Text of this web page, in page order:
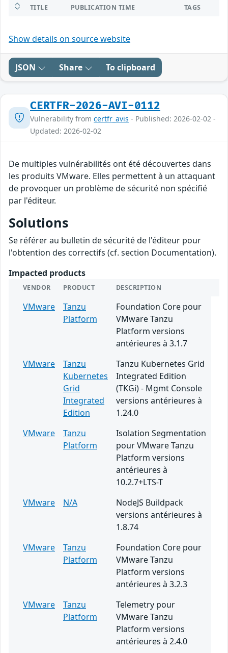
TITLE PUBLICATION TIME TAGS
Show details on source website
JSON Share To clipboard
CERTFR-2026-AVI-0112
Vulnerability from certfr_avis - Published: 2026-02-02 -
Updated: 2026-02-02
De multiples vulnérabilités ont été découvertes dans
les produits VMware. Elles permettent à un attaquant
de provoquer un problème de sécurité non spécifié
par l'éditeur.
Solutions
Se référer au bulletin de sécurité de l'éditeur pour
l'obtention des correctifs (cf. section Documentation).
Impacted products
VENDOR PRODUCT DESCRIPTION
VMware
Tanzu
Platform
Foundation Core pour
VMware Tanzu
Platform versions
antérieures à 3.1.7
VMware
Tanzu
Kubernetes
Grid
Integrated
Edition
Tanzu Kubernetes Grid
Integrated Edition
(TKGi) - Mgmt Console
versions antérieures à
1.24.0
VMware
Tanzu
Platform
Isolation Segmentation
pour VMware Tanzu
Platform versions
antérieures à
10.2.7+LTS-T
VMware
N/A
NodeJS Buildpack
versions antérieures à
1.8.74
VMware
Tanzu
Platform
Foundation Core pour
VMware Tanzu
Platform versions
antérieures à 3.2.3
VMware
Tanzu
Platform
Telemetry pour
VMware Tanzu
Platform versions
antérieures à 2.4.0